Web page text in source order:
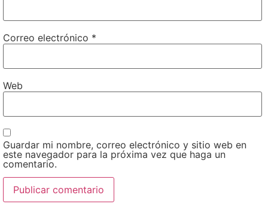
Correo electrónico *
Web
Guardar mi nombre, correo electrónico y sitio web en
este navegador para la próxima vez que haga un
comentario.